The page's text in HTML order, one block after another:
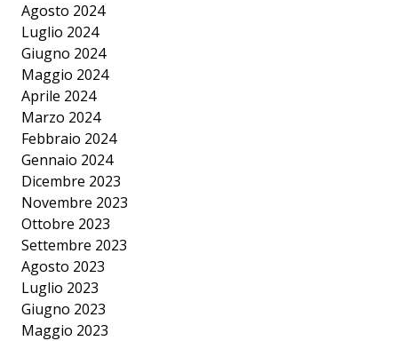
Agosto 2024
Luglio 2024
Giugno 2024
Maggio 2024
Aprile 2024
Marzo 2024
Febbraio 2024
Gennaio 2024
Dicembre 2023
Novembre 2023
Ottobre 2023
Settembre 2023
Agosto 2023
Luglio 2023
Giugno 2023
Maggio 2023